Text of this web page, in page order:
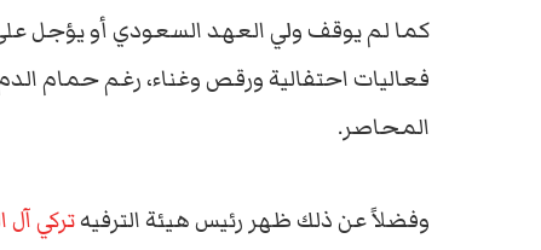
كما لم يوقف ولي العهد السعودي أو يؤجل
فعاليات احتفالية ورقص وغناء، رغم حمام
المحاصر.
وفضلاً عن ذلك ظهر رئيس هيئة الترفيهتركي آل